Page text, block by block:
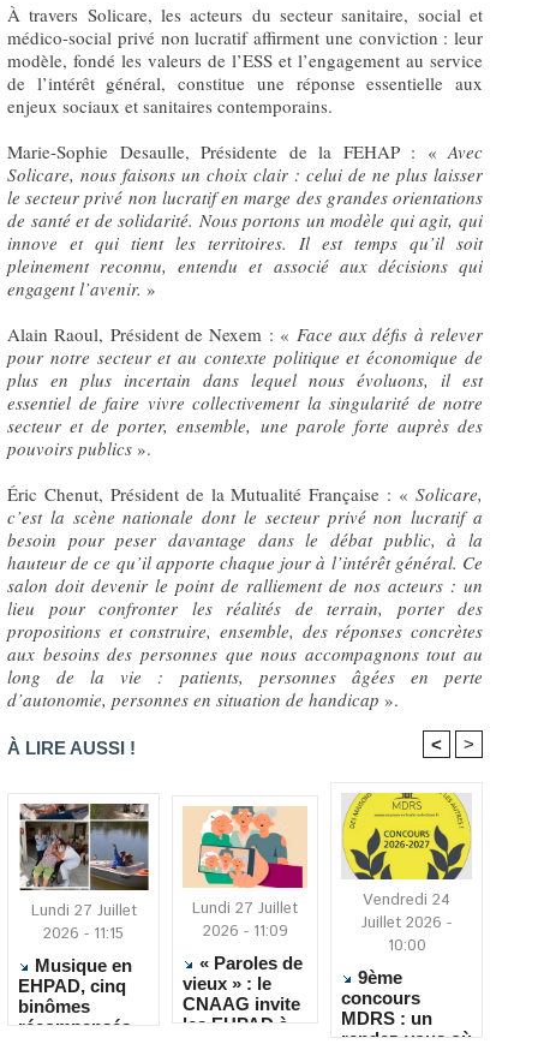
À travers Solicare, les acteurs du secteur sanitaire, social et
médico-social privé non lucratif affirment une conviction : leur
modèle, fondé les valeurs de l’ESS et l’engagement au service
de l’intérêt général, constitue une réponse essentielle aux
enjeux sociaux et sanitaires contemporains.
Marie-Sophie Desaulle, Présidente de la FEHAP : « Avec
Solicare, nous faisons un choix clair : celui de ne plus laisser
le secteur privé non lucratif en marge des grandes orientations
de santé et de solidarité. Nous portons un modèle qui agit, qui
innove et qui tient les territoires. Il est temps qu’il soit
pleinement reconnu, entendu et associé aux décisions qui
engagent l’avenir. »
Alain Raoul, Président de Nexem : « Face aux défis à relever
pour notre secteur et au contexte politique et économique de
plus en plus incertain dans lequel nous évoluons, il est
essentiel de faire vivre collectivement la singularité de notre
secteur et de porter, ensemble, une parole forte auprès des
pouvoirs publics ».
Éric Chenut, Président de la Mutualité Française : « Solicare,
c’est la scène nationale dont le secteur privé non lucratif a
besoin pour peser davantage dans le débat public, à la
hauteur de ce qu’il apporte chaque jour à l’intérêt général. Ce
salon doit devenir le point de ralliement de nos acteurs : un
lieu pour confronter les réalités de terrain, porter des
propositions et construire, ensemble, des réponses concrètes
aux besoins des personnes que nous accompagnons tout au
long de la vie : patients, personnes âgées en perte
d’autonomie, personnes en situation de handicap ».
À LIRE AUSSI ! < >
Lundi 27 Juillet
2026 - 11:15
Musique en
EHPAD, cinq
binômes
récompensés
Lundi 27 Juillet
2026 - 11:09
« Paroles de
vieux » : le
CNAAG invite
les EHPAD à
Vendredi 24
Juillet 2026 -
10:00
9ème
concours
MDRS : un
rendez-vous où